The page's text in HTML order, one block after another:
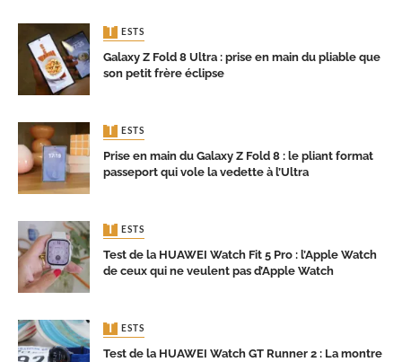
TESTS
Galaxy Z Fold 8 Ultra : prise en main du pliable que
son petit frère éclipse
TESTS
Prise en main du Galaxy Z Fold 8 : le pliant format
passeport qui vole la vedette à l’Ultra
TESTS
Test de la HUAWEI Watch Fit 5 Pro : l’Apple Watch
de ceux qui ne veulent pas d’Apple Watch
TESTS
Test de la HUAWEI Watch GT Runner 2 : La montre